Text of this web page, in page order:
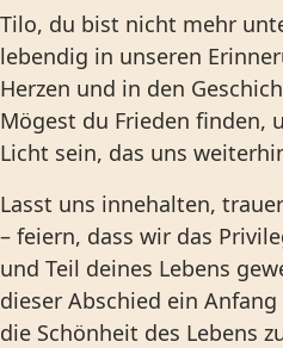
Tilo, du bist nicht mehr
lebendig in unseren
Herzen und in den
Mögest du Frieden finden,
Licht sein, das uns
Lasst uns innehalten,
– feiern, dass wir das
und Teil deines Lebens
dieser Abschied ein
die Schönheit des Lebens